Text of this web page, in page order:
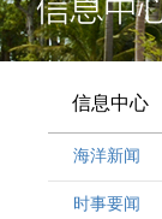
信息中心
海洋新闻
时事要闻